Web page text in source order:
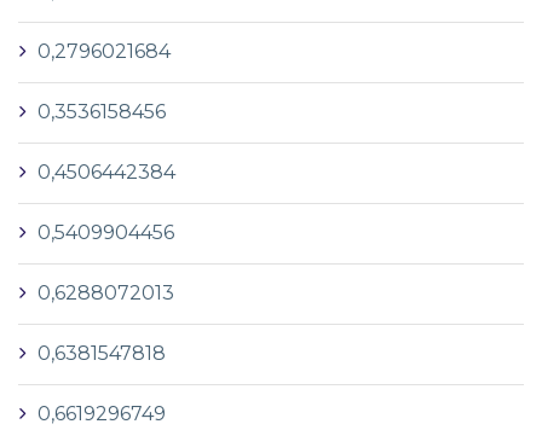
0,2796021684
0,3536158456
0,4506442384
0,5409904456
0,6288072013
0,6381547818
0,6619296749